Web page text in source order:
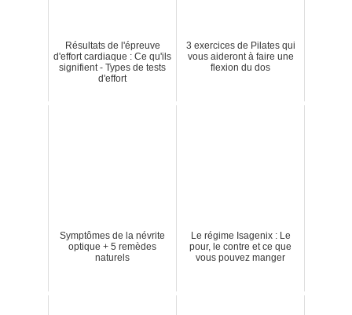
Résultats de l'épreuve
d'effort cardiaque : Ce qu'ils
signifient - Types de tests
d'effort
3 exercices de Pilates qui
vous aideront à faire une
flexion du dos
Symptômes de la névrite
optique + 5 remèdes
naturels
Le régime Isagenix : Le
pour, le contre et ce que
vous pouvez manger